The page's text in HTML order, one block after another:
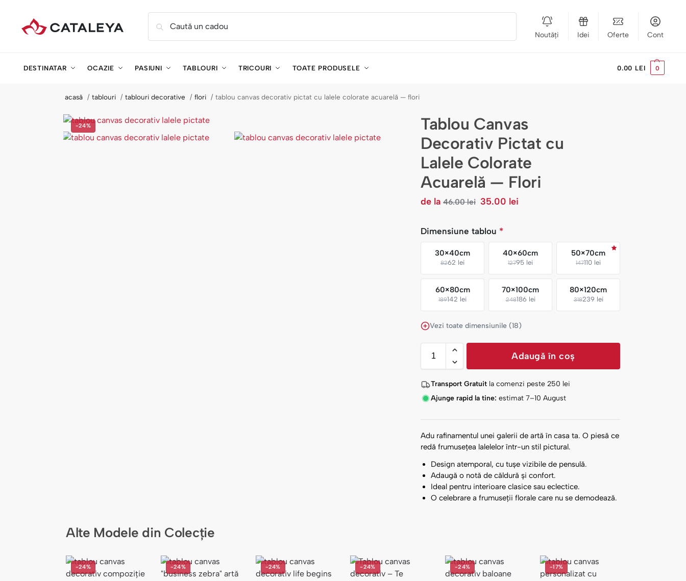
Caută un cadou
Noutăți Idei Oferte Cont
DESTINATAR OCAZIE PASIUNI TABLOURI TRICOURI TOATE PRODUSELE 0.00 LEI 0
acasă tablouri tablouri decorative flori tablou canvas decorativ pictat cu lalele colorate acuarelă — flori
-24%
Tablou Canvas
Decorativ Pictat cu
Lalele Colorate
Acuarelă — Flori
de la46.00lei 35.00 lei
Dimensiune tablou *
30×40cm
8262 lei
40×60cm
12795 lei
50×70cm
147110 lei
60×80cm
189142 lei
70×100cm
248186 lei
80×120cm
318239 lei
Vezi toate dimensiunile (18)
Adaugă în coș
Transport Gratuit la comenzi peste250 lei
Ajunge rapid la tine: estimat 7–10 August
Adu rafinamentul unei galerii de artă în casa ta. O piesă ce
redă frumusețea lalelelor într-un stil pictural.
Design atemporal, cu tușe vizibile de pensulă.
Adaugă o notă de căldură și confort.
Ideal pentru interioare clasice sau eclectice.
O celebrare a frumuseții florale care nu se demodează.
Alte Modele din Colecție
-24% -24% -24% -24% -24% -17%